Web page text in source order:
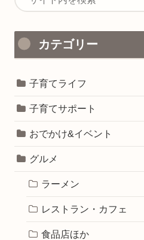
カテゴリー
子育てライフ
子育てサポート
おでかけ&イベント
グルメ
ラーメン
レストラン・カフェ
食品店ほか